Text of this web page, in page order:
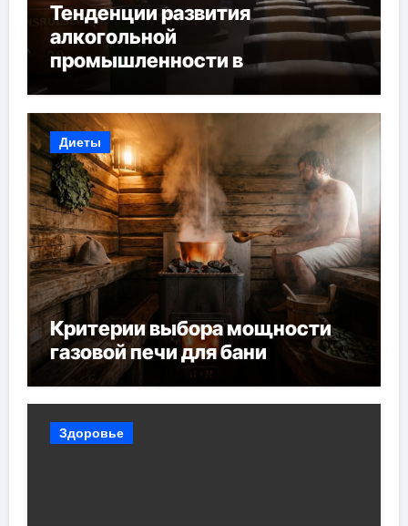
Тенденции развития
алкогольной
промышленности в
Диеты
Критерии выбора мощности
газовой печи для бани
Здоровье